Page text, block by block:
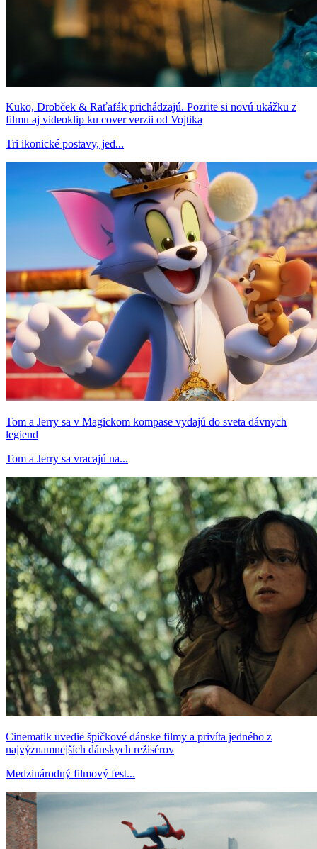
Kuko, Drobček & Raťafák prichádzajú. Pozrite si novú ukážku z
filmu aj videoklip ku cover verzii od Vojtika
Tri ikonické postavy, jed...
Tom a Jerry sa v Magickom kompase vydajú do sveta dávnych
legiend
Tom a Jerry sa vracajú na...
Cinematik uvedie špičkové dánske filmy a privíta jedného z
najvýznamnejších dánskych režisérov
Medzinárodný filmový fest...